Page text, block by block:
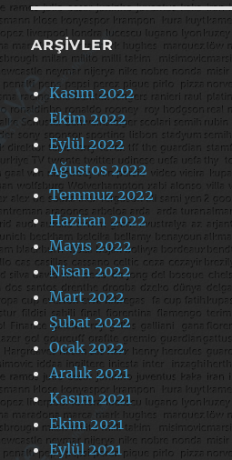
ARŞIVLER
Kasım 2022
Ekim 2022
Eylül 2022
Ağustos 2022
Temmuz 2022
Haziran 2022
Mayıs 2022
Nisan 2022
Mart 2022
Şubat 2022
Ocak 2022
Aralık 2021
Kasım 2021
Ekim 2021
Eylül 2021